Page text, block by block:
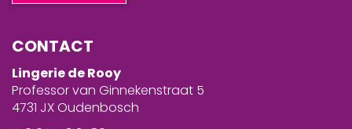
CONTACT
Lingerie de Rooy
Professor van Ginnekenstraat 5
4731 JX Oudenbosch